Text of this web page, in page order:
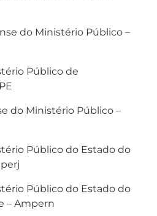
do Ministério Público –
Público de
do Ministério Público –
Público do Estado do
Público do Estado do
– Ampern